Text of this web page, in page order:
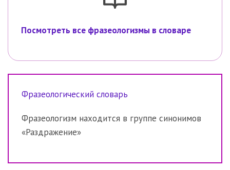
Посмотреть все фразеологизмы в словаре
Фразеологический словарь
Фразеологизм находится в группе синонимов
«Раздражение»